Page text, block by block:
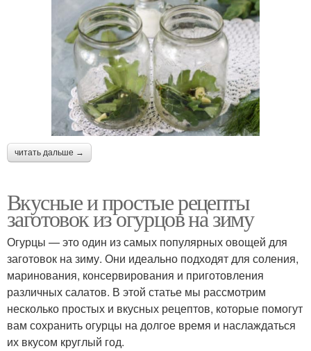
читать дальше →
Вкусные и простые рецепты
заготовок из огурцов на зиму
Огурцы — это один из самых популярных овощей для
заготовок на зиму. Они идеально подходят для соления,
маринования, консервирования и приготовления
различных салатов. В этой статье мы рассмотрим
несколько простых и вкусных рецептов, которые помогут
вам сохранить огурцы на долгое время и наслаждаться
их вкусом круглый год.